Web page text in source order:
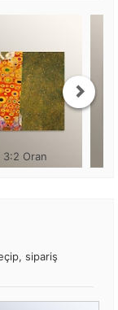
3:2 Oran
sipariş